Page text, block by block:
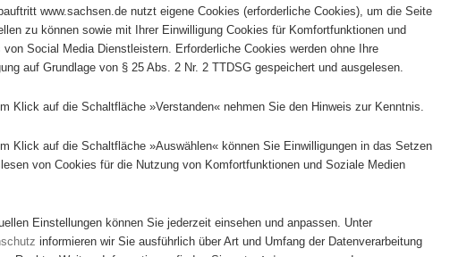
auf Karte anzeigen
Initiativen Projekte Nach Alphabet Nach Postleitzahl
47 Suchergebnisse
www.sachsen.de nutzt eigene Cookies (erforderliche Cookies), um die Seite
zu können sowie mit Ihrer Einwilligung Cookies für Komfortfunktionen und
von Social Media Dienstleistern. Erforderliche Cookies werden ohne Ihre
auf Grundlage von § 25 Abs. 2 Nr. 2 TTDSG gespeichert und ausgelesen.
Klick auf die Schaltfläche »Verstanden« nehmen Sie den Hinweis zur Kenntnis.
Klick auf die Schaltfläche »Auswählen« können Sie Einwilligungen in das Setzen
von Cookies für die Nutzung von Komfortfunktionen und Soziale Medien
Einstellungen können Sie jederzeit einsehen und anpassen. Unter
informieren wir Sie ausführlich über Art und Umfang der Datenverarbeitung